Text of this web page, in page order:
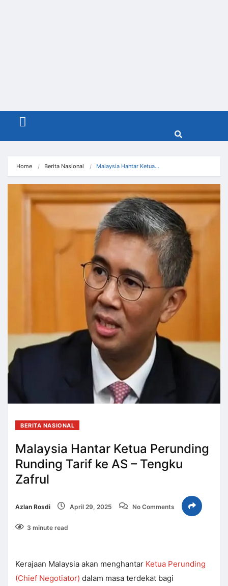
Menu
Home Berita Nasional Malaysia Hantar Ketua…
BERITA NASIONAL
Malaysia Hantar Ketua Perunding
Runding Tarif ke AS – Tengku
Zafrul
Azlan Rosdi April 29, 2025 No Comments
3 minute read
Kerajaan Malaysia akan menghantar Ketua Perunding
(Chief Negotiator) dalam masa terdekat bagi